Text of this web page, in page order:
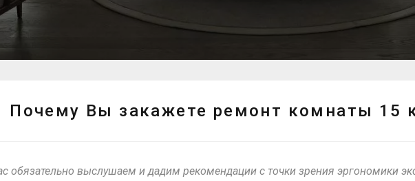
Почему Вы закажете ремонт комнаты 15
обязательно выслушаем и дадим рекомендации с точки зрения эргономики